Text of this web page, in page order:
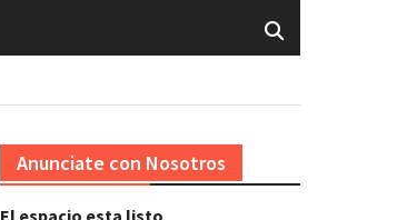
Anunciate con Nosotros
El espacio esta listo